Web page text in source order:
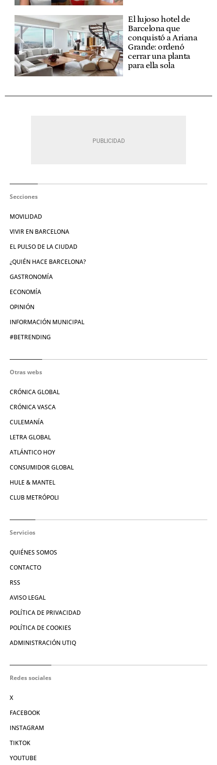
El lujoso hotel de
Barcelona que
conquistó a Ariana
Grande: ordenó
cerrar una planta
para ella sola
Secciones
MOVILIDAD
VIVIR EN BARCELONA
EL PULSO DE LA CIUDAD
¿QUIÉN HACE BARCELONA?
GASTRONOMÍA
ECONOMÍA
OPINIÓN
INFORMACIÓN MUNICIPAL
#BETRENDING
Otras webs
CRÓNICA GLOBAL
CRÓNICA VASCA
CULEMANÍA
LETRA GLOBAL
ATLÁNTICO HOY
CONSUMIDOR GLOBAL
HULE & MANTEL
CLUB METRÓPOLI
Servicios
QUIÉNES SOMOS
CONTACTO
RSS
AVISO LEGAL
POLÍTICA DE PRIVACIDAD
POLÍTICA DE COOKIES
ADMINISTRACIÓN UTIQ
Redes sociales
X
FACEBOOK
INSTAGRAM
TIKTOK
YOUTUBE